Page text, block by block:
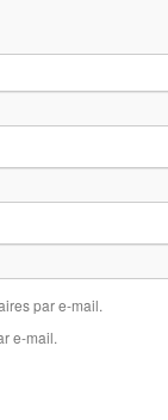
par e-mail.
e-mail.